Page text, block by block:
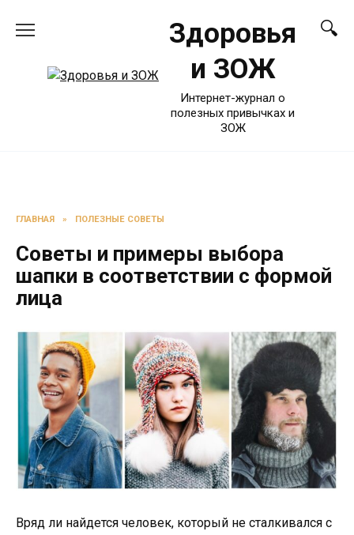
Здоровья
и ЗОЖ
Интернет-журнал о
полезных привычках и
ЗОЖ
ГЛАВНАЯ » ПОЛЕЗНЫЕ СОВЕТЫ
Советы и примеры выбора
шапки в соответствии с формой
лица
Вряд ли найдется человек, который не сталкивался с